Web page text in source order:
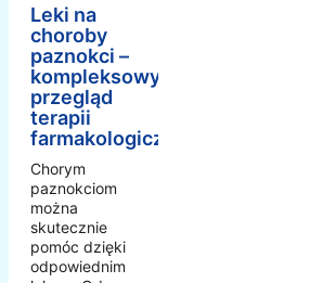
Leki na
choroby
paznokci –
kompleksowy
przegląd
terapii
farmakologicznej
Chorym
paznokciom
można
skutecznie
pomóc dzięki
odpowiednim